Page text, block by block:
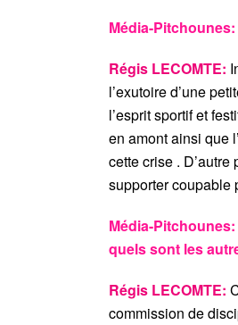
Média-
Régis LECOMTE:
l’exutoire d’une
l’esprit sportif et
en amont ainsi que
cette crise .
supporter coupable
Média-
quels sont les
Régis LECOMTE:
commission de